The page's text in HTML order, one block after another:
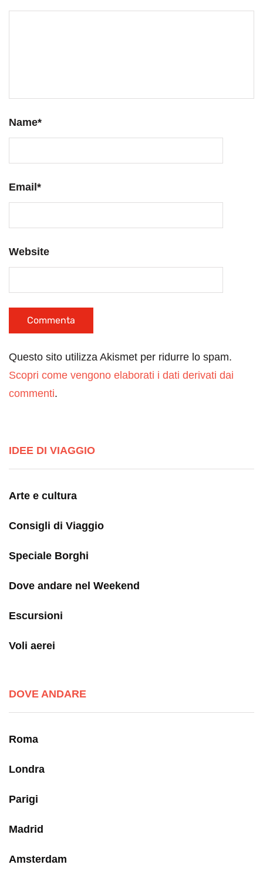
Name*
Email*
Website
Questo sito utilizza Akismet per ridurre lo spam.
Scopri come vengono elaborati i dati derivati dai
commenti.
IDEE DI VIAGGIO
Arte e cultura
Consigli di Viaggio
Speciale Borghi
Dove andare nel Weekend
Escursioni
Voli aerei
DOVE ANDARE
Roma
Londra
Parigi
Madrid
Amsterdam